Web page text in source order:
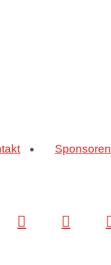
Sponsoren